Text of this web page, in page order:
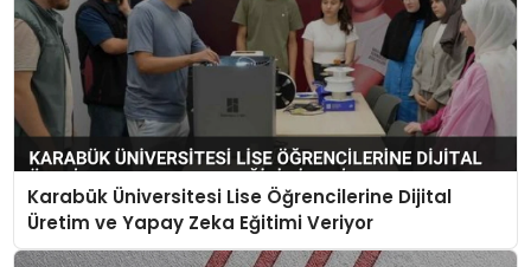
Karabük Üniversitesi Lise Öğrencilerine Dijital
Üretim ve Yapay Zeka Eğitimi Veriyor